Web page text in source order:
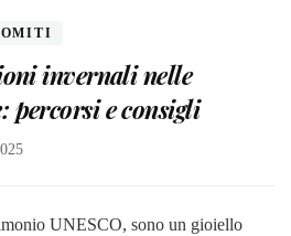
invernali nelle
e consigli
UNESCO, sono un gioiello